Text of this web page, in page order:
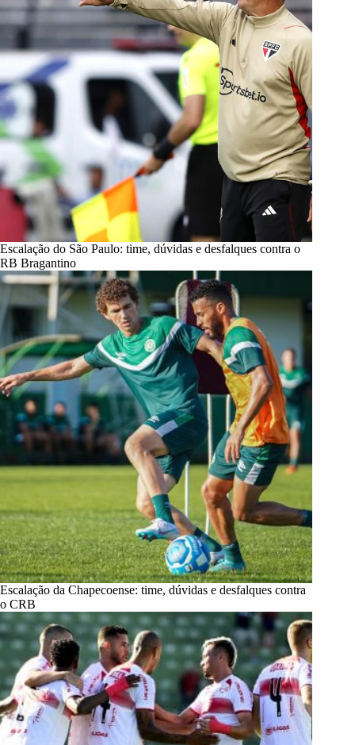
Escalação do São Paulo: time, dúvidas e desfalques contra o
RB Bragantino
Escalação da Chapecoense: time, dúvidas e desfalques contra
o CRB